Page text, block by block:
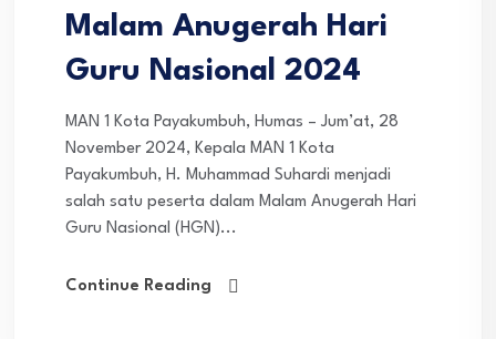
Malam Anugerah Hari
Guru Nasional 2024
MAN 1 Kota Payakumbuh, Humas – Jum’at, 28
November 2024, Kepala MAN 1 Kota
Payakumbuh, H. Muhammad Suhardi menjadi
salah satu peserta dalam Malam Anugerah Hari
Guru Nasional (HGN)...
Continue Reading